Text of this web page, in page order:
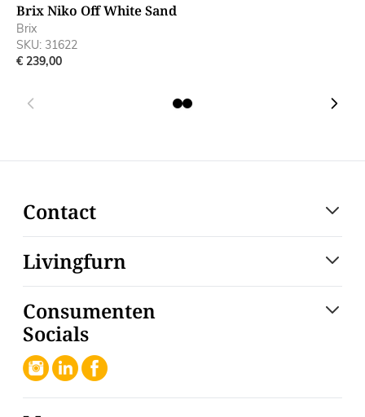
Brix Niko Off White Sand
Brix
SKU: 31622
€ 239,00
Contact
Livingfurn
Consumenten
Socials